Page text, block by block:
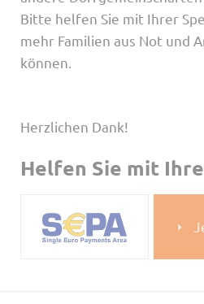
Bitte helfen Sie mit Ihrer
mehr Familien aus Not und
können.
Herzlichen Dank!
Helfen Sie mit